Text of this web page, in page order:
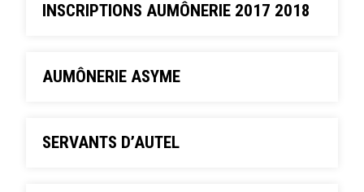
INSCRIPTIONS AUMÔNERIE 2017 2018
AUMÔNERIE ASYME
SERVANTS D’AUTEL